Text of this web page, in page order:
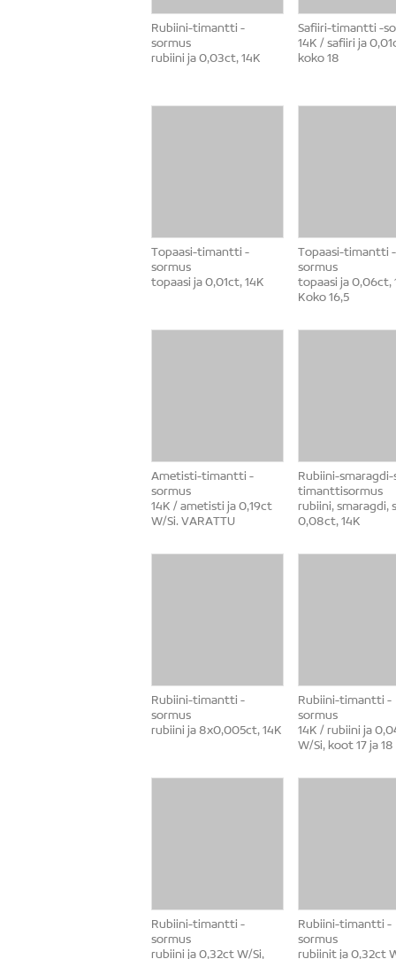
Rubiini-timantti -
sormus
rubiini ja 0,03ct, 14K
Safiiri-timantti -
14K / safiiri ja
koko 18
Topaasi-timantti -
sormus
topaasi ja 0,01ct, 14K
Topaasi-timantti -
sormus
topaasi ja 0,06ct,
Koko 16,5
Ametisti-timantti -
sormus
14K / ametisti ja 0,19ct
W/Si. VARATTU
Rubiini-smaragdi-
timanttisormus
rubiini, smaragdi,
0,08ct, 14K
Rubiini-timantti -
sormus
rubiini ja 8x0,005ct, 14K
Rubiini-timantti -
sormus
14K / rubiini ja
W/Si, koot 17 ja 18
Rubiini-timantti -
sormus
rubiini ja 0,32ct W/Si,
Rubiini-timantti -
sormus
rubiinit ja 0,32ct